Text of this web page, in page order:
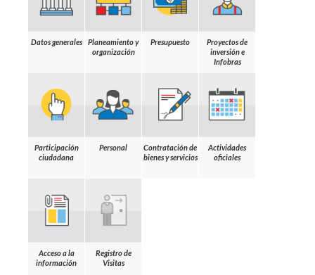
Datos generales
Planeamiento y
organización
Presupuesto
Proyectos de
inversión e
Infobras
Participación
ciudadana
Personal
Contratación de
bienes y servicios
Actividades
oficiales
Acceso a la
información
Registro de
Visitas